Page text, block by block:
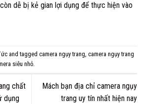
dễ bị kẻ gian lợi dụng để thực hiện vào
and tagged camera ngụy trang, camera ngụy trang
siêu nhỏ.
chất
dụng
Mách bạn địa chỉ camera ngụy
trang uy tín nhất hiện nay